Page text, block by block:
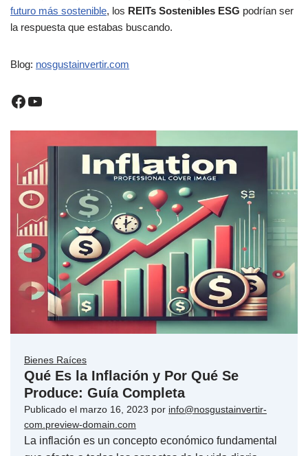
futuro más sostenible, los REITs Sostenibles ESG podrían ser
la respuesta que estabas buscando.
Blog: nosgustainvertir.com
Bienes Raíces
Qué Es la Inflación y Por Qué Se
Produce: Guía Completa
Publicado el marzo 16, 2023 por info@nosgustainvertir-
com.preview-domain.com
La inflación es un concepto económico fundamental